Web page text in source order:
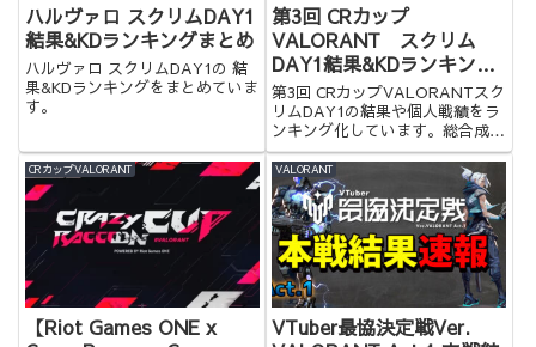
ハルヴァロ スクリムDAY1
結果&KDランキングまとめ
ハルヴァロ スクリムDAY1の 結
果&KDランキングをまとめていま
す。
第3回 CRカップ
VALORANT スクリム
DAY1結果&KDランキング
まとめ
第3回 CRカップVALORANTスク
リムDAY1の結果や個人戦績をラ
ンキング化しています。総合成績
もわかるので是非ご覧ください。
CRカップVALORANT
【Riot Games ONE x
VALORANT
VTuber最協決定戦Ver.